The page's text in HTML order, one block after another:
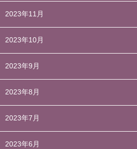
2023年11月
2023年10月
2023年9月
2023年8月
2023年7月
2023年6月